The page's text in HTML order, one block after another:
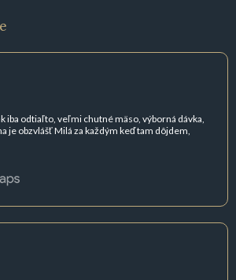
iba odtiaľto, veľmi chutné mäso, výborná dávka,
je obzvlášť Milá za každým keď tam dôjdem,